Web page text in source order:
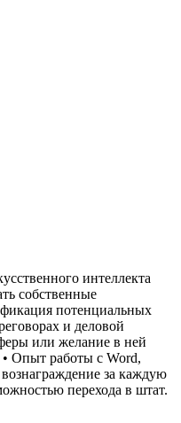
интеллекта
собственные
потенциальных
и деловой
или желание в ней
• Опыт работы с Word,
за каждую
перехода в штат.